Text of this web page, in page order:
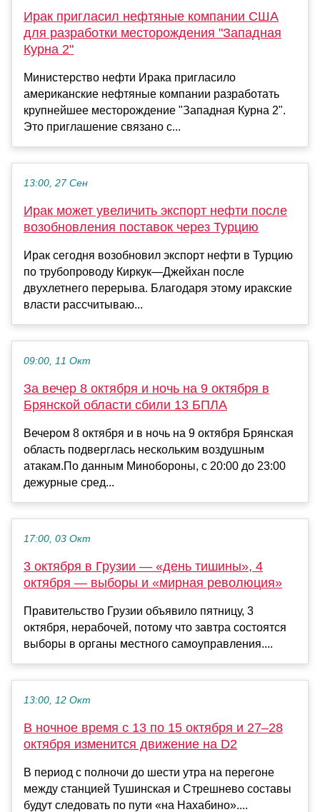
Ирак пригласил нефтяные компании США
для разработки месторождения "Западная
Курна 2"
Министерство нефти Ирака пригласило
американские нефтяные компании разработать
крупнейшее месторождение "Западная Курна 2".
Это приглашение связано с...
13:00, 27 Сен
Ирак может увеличить экспорт нефти после
возобновления поставок через Турцию
Ирак сегодня возобновил экспорт нефти в Турцию
по трубопроводу Киркук—Джейхан после
двухлетнего перерыва. Благодаря этому иракские
власти рассчитываю...
09:00, 11 Окт
За вечер 8 октября и ночь на 9 октября в
Брянской области сбили 13 БПЛА
Вечером 8 октября и в ночь на 9 октября Брянская
область подверглась нескольким воздушным
атакам.По данным Минобороны, с 20:00 до 23:00
дежурные сред...
17:00, 03 Окт
3 октября в Грузии — «день тишины», 4
октября — выборы и «мирная революция»
Правительство Грузии объявило пятницу, 3
октября, нерабочей, потому что завтра состоятся
выборы в органы местного самоуправления....
13:00, 12 Окт
В ночное время с 13 по 15 октября и 27–28
октября изменится движение на D2
В период с полночи до шести утра на перегоне
между станцией Тушинская и Стрешнево составы
будут следовать по пути «на Нахабино»....